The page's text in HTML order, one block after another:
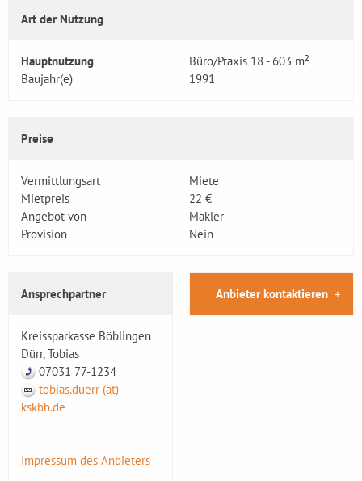
Art der Nutzung
Hauptnutzung
Büro/Praxis 18 - 603 m²
Baujahr(e)
1991
Preise
Vermittlungsart
Miete
Mietpreis
22 €
Angebot von
Makler
Provision
Nein
Ansprechpartner
Kreissparkasse Böblingen
Dürr, Tobias
07031 77-1234
tobias.duerr (at)
kskbb.de
Impressum des Anbieters
Anbieter kontaktieren